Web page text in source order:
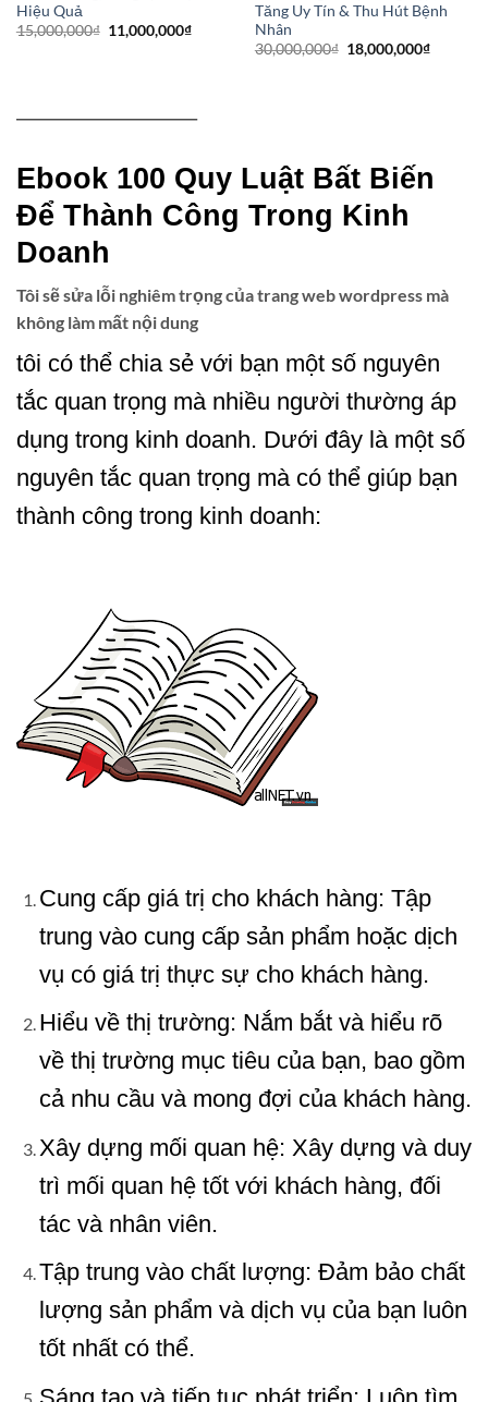
Hiệu Quả
15,000,000₫ Giá
gốc
11,000,000₫Giá
Tăng Uy Tín & Thu Hút Bệnh
Nhân
30,000,000₫ Giá
gốc
18,000,000₫Giá
———————–
Ebook 100 Quy Luật Bất Biến
Để Thành Công Trong Kinh
Doanh
Tôi sẽ sửa lỗi nghiêm trọng của trang web wordpress mà
không làm mất nội dung
tôi có thể chia sẻ với bạn một số nguyên
tắc quan trọng mà nhiều người thường áp
dụng trong kinh doanh. Dưới đây là một số
nguyên tắc quan trọng mà có thể giúp bạn
thành công trong kinh doanh:
Cung cấp giá trị cho khách hàng: Tập
trung vào cung cấp sản phẩm hoặc dịch
vụ có giá trị thực sự cho khách hàng.
Hiểu về thị trường: Nắm bắt và hiểu rõ
về thị trường mục tiêu của bạn, bao gồm
cả nhu cầu và mong đợi của khách hàng.
Xây dựng mối quan hệ: Xây dựng và duy
trì mối quan hệ tốt với khách hàng, đối
tác và nhân viên.
Tập trung vào chất lượng: Đảm bảo chất
lượng sản phẩm và dịch vụ của bạn luôn
tốt nhất có thể.